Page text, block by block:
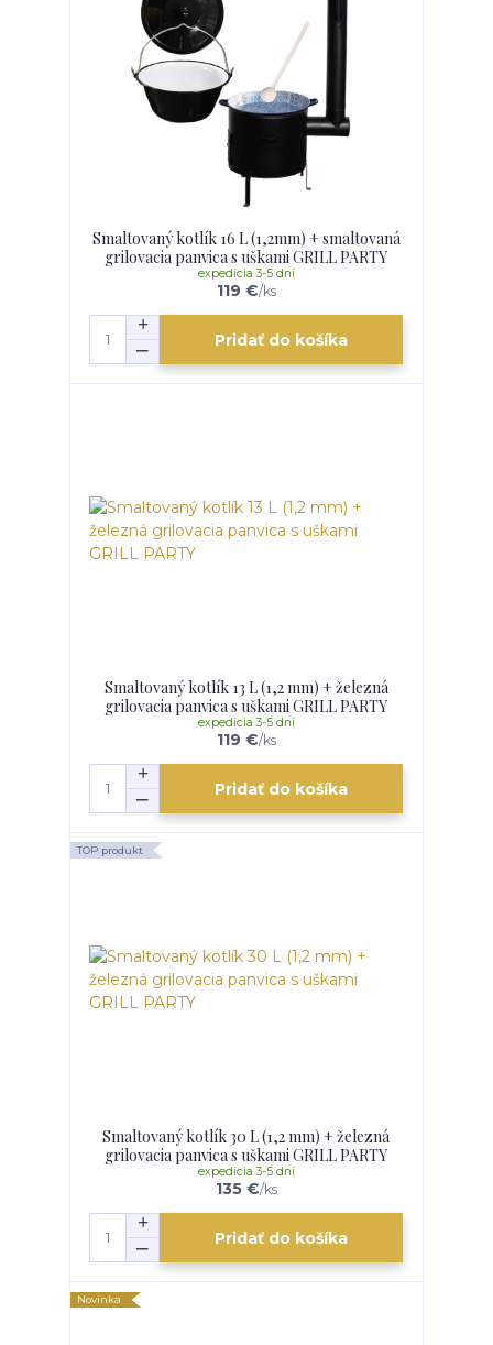
Smaltovaný kotlík 16 L (1,2mm) + smaltovaná
grilovacia panvica s uškami GRILL PARTY
119 €/ks
expedícia 3-5 dní
Pridať do košíka
Smaltovaný kotlík 13 L (1,2 mm) + železná
grilovacia panvica s uškami GRILL PARTY
119 €/ks
expedícia 3-5 dní
Pridať do košíka
TOP produkt
Smaltovaný kotlík 30 L (1,2 mm) + železná
grilovacia panvica s uškami GRILL PARTY
135 €/ks
expedícia 3-5 dní
Pridať do košíka
Novinka